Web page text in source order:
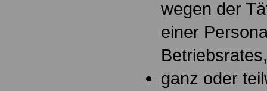
wegen der
einer
Betriebsrates,
ganz oder